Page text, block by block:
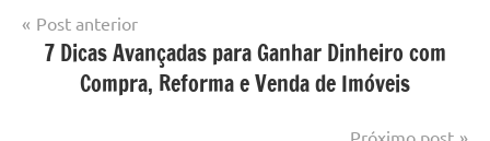
Quina
Navegação
Post anterior
7 Dicas Avançadas para Ganhar Dinheiro com
Compra, Reforma e Venda de Imóveis